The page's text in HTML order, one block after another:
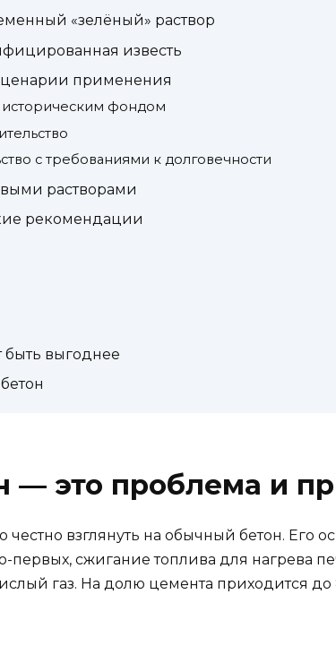
«зелёный» раствор
известь
сценарии применения
историческим фондом
с требованиями к долговечности
растворами
рекомендации
быть выгоднее
это проблема и
честно взглянуть на обычный бетон. Его
сжигание топлива для нагрева
газ. На долю цемента приходится